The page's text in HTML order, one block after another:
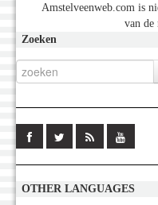
Amstelveenweb.com is
van de
Zoeken
OTHER LANGUAGES